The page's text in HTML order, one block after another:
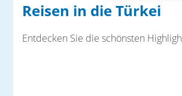
Reisen in die Türkei
Entdecken Sie die schönsten